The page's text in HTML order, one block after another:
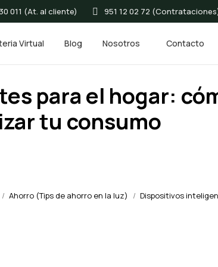
011 (At. al cliente) 951 12 02 72
Virtual Blog Nosotros Contacto
para el hogar:
tu consumo
Estás aquí:
Ahorro (Tips de ahorro en la luz) Dispositivos